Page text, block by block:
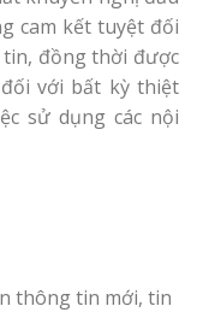
cam kết tuyệt đối
tin, đồng thời được
với bất kỳ thiệt
sử dụng các nội
thông tin mới, tin